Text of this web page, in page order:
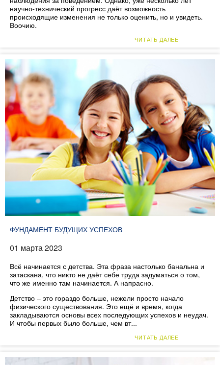
научно-технический прогресс даёт возможность
происходящие изменения не только оценить, но и увидеть.
Воочию.
ЧИТАТЬ ДАЛЕЕ
ФУНДАМЕНТ БУДУЩИХ УСПЕХОВ
01 марта 2023
Всё начинается с детства. Эта фраза настолько банальна и
затаскана, что никто не даёт себе труда задуматься о том,
что же именно там начинается. А напрасно.
Детство – это гораздо больше, нежели просто начало
физического существования. Это ещё и время, когда
закладываются основы всех последующих успехов и неудач.
И чтобы первых было больше, чем вт...
ЧИТАТЬ ДАЛЕЕ